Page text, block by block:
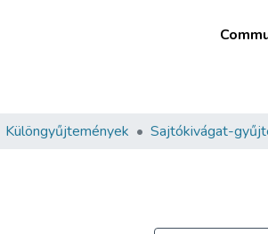
Különgyűjtemények Sajtókivágat-